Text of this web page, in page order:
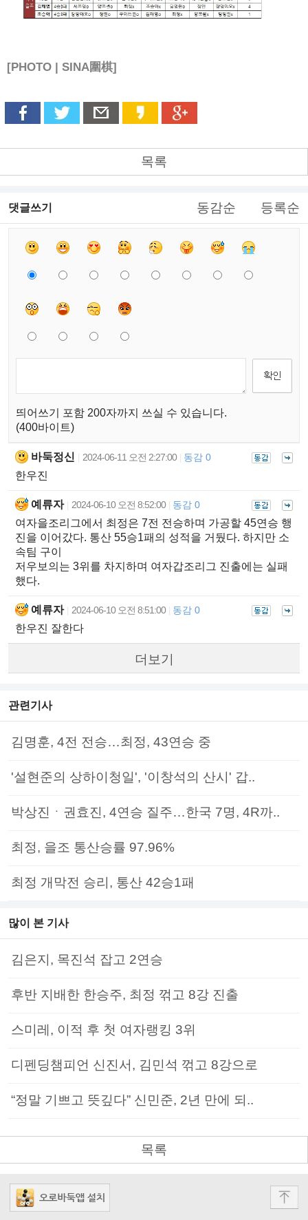
[PHOTO | SINA圍棋]
목록
댓글쓰기 동감순 등록순
띄어쓰기 포함 200자까지 쓰실 수 있습니다.
(400바이트)
바둑정신 2024-06-11 오전 2:27:00 동감 0
한우진
예류자 2024-06-10 오전 8:52:00 동감 0
여자을조리그에서 최정은 7전 전승하며 가공할 45연승 행
진을 이어갔다. 통산 55승1패의 성적을 거뒀다. 하지만 소
속팀 구이
저우보의는 3위를 차지하며 여자갑조리그 진출에는 실패
했다.
예류자 2024-06-10 오전 8:51:00 동감 0
한우진 잘한다
더보기
관련기사
김명훈, 4전 전승…최정, 43연승 중
'설현준의 상하이청일', '이창석의 산시' 갑..
박상진ㆍ권효진, 4연승 질주…한국 7명, 4R까..
최정, 을조 통산승률 97.96%
최정 개막전 승리, 통산 42승1패
많이 본 기사
김은지, 목진석 잡고 2연승
후반 지배한 한승주, 최정 꺾고 8강 진출
스미레, 이적 후 첫 여자랭킹 3위
디펜딩챔피언 신진서, 김민석 꺾고 8강으로
“정말 기쁘고 뜻깊다” 신민준, 2년 만에 되..
목록